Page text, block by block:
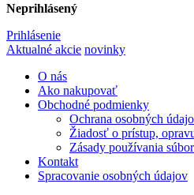
Neprihlásený
Prihlásenie
Aktualné akcie novinky
O nás
Ako nakupovať
Obchodné podmienky
Ochrana osobných
Žiadosť o prístup,
Zásady používania
Kontakt
Spracovanie osobných údajov